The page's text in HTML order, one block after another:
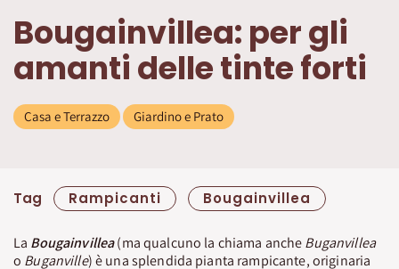
Bougainvillea: per gli
amanti delle tinte forti
Casa e Terrazzo Giardino e Prato
Tag Rampicanti Bougainvillea
La Bougainvillea(ma qualcuno la chiama ancheBuganvillea
o Buganville) è una splendida pianta rampicante, originaria